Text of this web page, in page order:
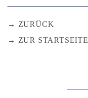
ZURÜCK
ZUR STARTSEITE